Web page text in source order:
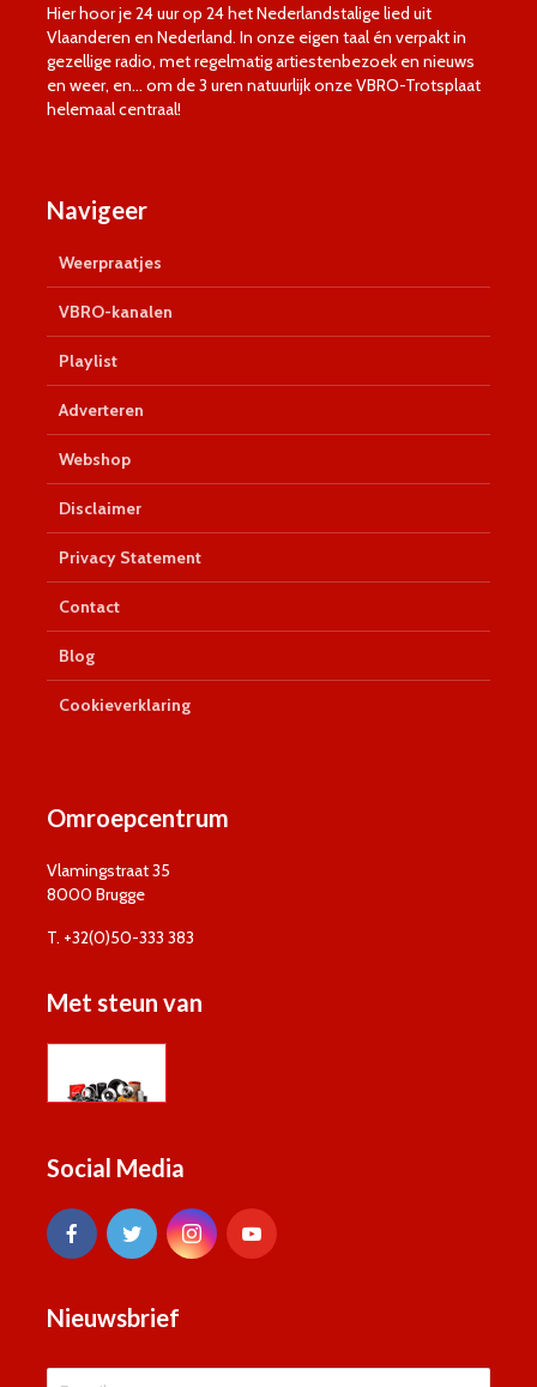
Hier hoor je 24 uur op 24 het Nederlandstalige lied uit
Vlaanderen en Nederland. In onze eigen taal én verpakt in
gezellige radio, met regelmatig artiestenbezoek en nieuws
en weer, en… om de 3 uren natuurlijk onze VBRO-Trotsplaat
helemaal centraal!
Navigeer
Weerpraatjes
VBRO-kanalen
Playlist
Adverteren
Webshop
Disclaimer
Privacy Statement
Contact
Blog
Cookieverklaring
Omroepcentrum
Vlamingstraat 35
8000 Brugge
T. +32(0)50-333 383
Met steun van
Social Media
Nieuwsbrief